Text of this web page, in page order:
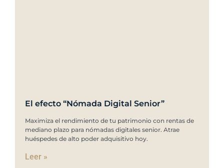
El efecto “Nómada Digital Senior”
Maximiza el rendimiento de tu patrimonio con rentas de
mediano plazo para nómadas digitales senior. Atrae
huéspedes de alto poder adquisitivo hoy.
Leer »